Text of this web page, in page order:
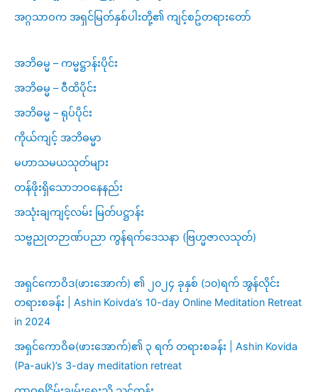
အဂ္ဂသာဝက အရှင်မြတ်နှစ်ပါးတို့၏ ကျင့်စဥ်တရားတော်
အဘိဓမ္မ – ကမ္မဋ္ဌာန်းပိုင်း
အဘိဓမ္မ – ဝီထိပိုင်း
အဘိဓမ္မ – ရုပ်ပိုင်း
ကိုယ်ကျင့် အဘိဓမ္မာ
မဟာသမယသုတ်များ
တန်ဖိုးရှိသောဘဝနေနည်း
အသုံးချကျင့်လမ်း မြတ်ပဋ္ဌာန်း
သဗ္ဗညုတဉာဏ်ပညာ ကွန်ရက်ဒေသနာ (ဗြဟ္မဇာလသုတ်)
အရှင်ကောဝိဒ(ဖားအောက်) ၏ ၂၀၂၄ ခုနှစ် (၁၀)ရက် အွန်လိုင်း
တရားစခန်း | Ashin Koivda’s 10-day Online Meditation Retreat
in 2024
အရှင်ကောဝိဓ(ဖားအောက်)၏ ၃ ရက် တရားစခန်း | Ashin Kovida
(Pa-auk)’s 3-day meditation retreat